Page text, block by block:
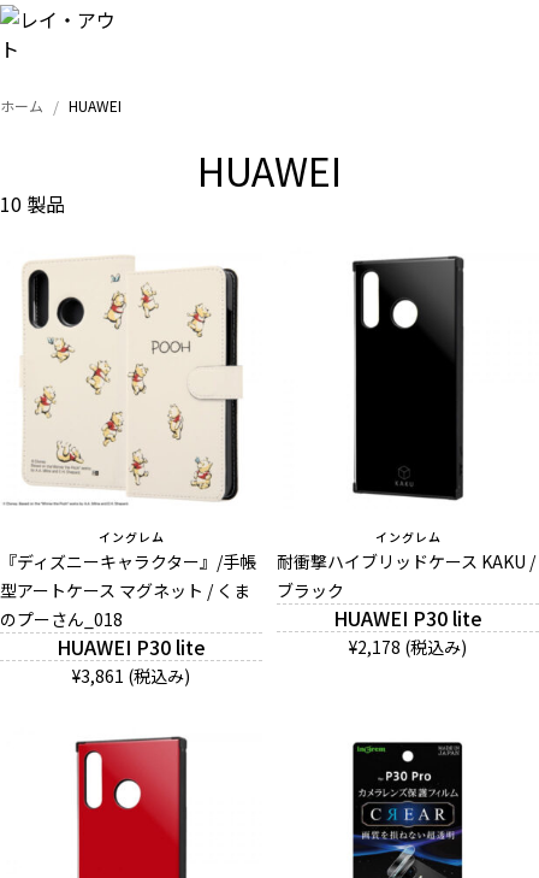
Xperia
Galaxy
AQUOS
Google
And More
デザインから探す
ホーム HUAWEI
HUAWEI
10 製品
イングレム
『ディズニーキャラクター』/手帳
型アートケース マグネット / くま
のプーさん_018
HUAWEI P30 lite
¥3,861 (税込み)
イングレム
耐衝撃ハイブリッドケース KAKU /
ブラック
HUAWEI P30 lite
¥2,178 (税込み)